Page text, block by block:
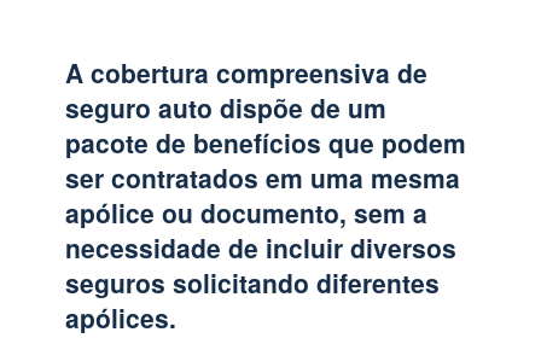
A cobertura compreensiva de
seguro auto dispõe de um
pacote de benefícios que podem
ser contratados em uma mesma
apólice ou documento, sem a
necessidade de incluir diversos
seguros solicitando diferentes
apólices.